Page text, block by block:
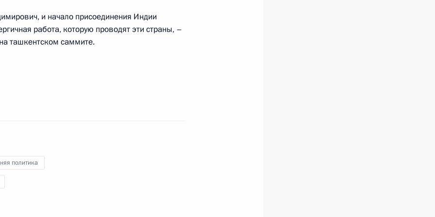
представителем
2
Зюгановым
и начало присоединения Индии
работа, которую проводят эти страны, –
ташкентском саммите.
политика